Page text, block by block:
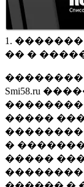
1.
�� �
Smi58.ru
�����
�
�����